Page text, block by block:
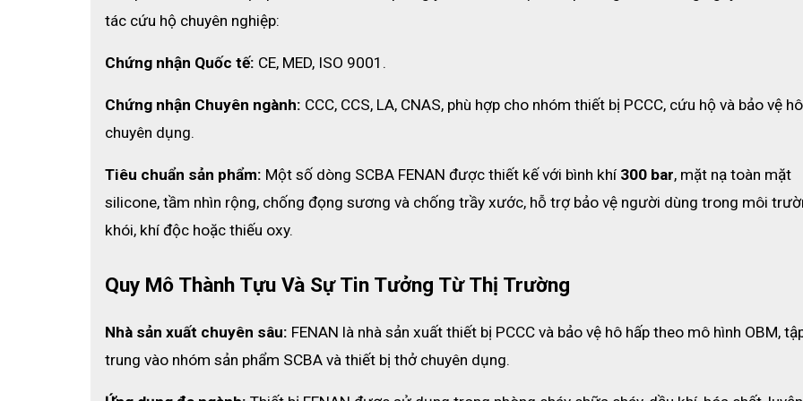
Nhiệt độ làm việc: -30°C đến 60°C
Ứng dụng: Lính cứu hỏa, đội phản ứng nhanh, nhân viên cứu hộ, môi trường độc hại hoặc thiếu oxy
tác cứu hộ chuyên nghiệp:
Chứng nhận Quốc tế: CE, MED, ISO 9001.
Chứng nhận Chuyên ngành: CCC, CCS, LA, CNAS, phù hợp cho nhóm thiết bị PCCC, cứu hộ và bảo vệ
chuyên dụng.
Tiêu chuẩn sản phẩm: Một số dòng SCBA FENAN được thiết kế với bình khí 300 bar, mặt nạ toàn mặt
silicone, tầm nhìn rộng, chống đọng sương và chống trầy xước, hỗ trợ bảo vệ người dùng trong môi
khói, khí độc hoặc thiếu oxy.
Quy Mô Thành Tựu Và Sự Tin Tưởng Từ Thị Trường
Nhà sản xuất chuyên sâu: FENAN là nhà sản xuất thiết bị PCCC và bảo vệ hô hấp theo mô hình OBM,
trung vào nhóm sản phẩm SCBA và thiết bị thở chuyên dụng.